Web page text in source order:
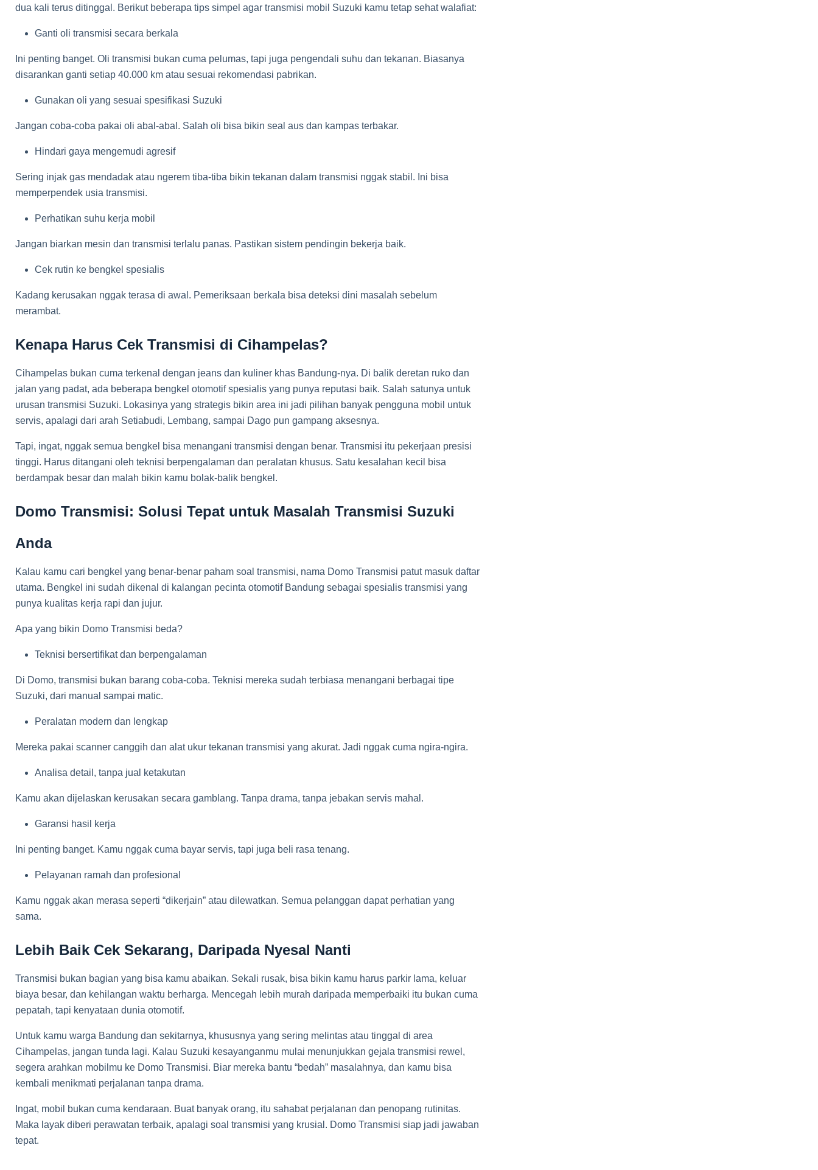
dua kali terus ditinggal. Berikut beberapa tips simpel agar transmisi mobil Suzuki kamu tetap sehat walafiat:
Ganti oli transmisi secara berkala
Ini penting banget. Oli transmisi bukan cuma pelumas, tapi juga pengendali suhu dan tekanan. Biasanya
disarankan ganti setiap 40.000 km atau sesuai rekomendasi pabrikan.
Gunakan oli yang sesuai spesifikasi Suzuki
Jangan coba-coba pakai oli abal-abal. Salah oli bisa bikin seal aus dan kampas terbakar.
Hindari gaya mengemudi agresif
Sering injak gas mendadak atau ngerem tiba-tiba bikin tekanan dalam transmisi nggak stabil. Ini bisa
memperpendek usia transmisi.
Perhatikan suhu kerja mobil
Jangan biarkan mesin dan transmisi terlalu panas. Pastikan sistem pendingin bekerja baik.
Cek rutin ke bengkel spesialis
Kadang kerusakan nggak terasa di awal. Pemeriksaan berkala bisa deteksi dini masalah sebelum
merambat.
Kenapa Harus Cek Transmisi di Cihampelas?
Cihampelas bukan cuma terkenal dengan jeans dan kuliner khas Bandung-nya. Di balik deretan ruko dan
jalan yang padat, ada beberapa bengkel otomotif spesialis yang punya reputasi baik. Salah satunya untuk
urusan transmisi Suzuki. Lokasinya yang strategis bikin area ini jadi pilihan banyak pengguna mobil untuk
servis, apalagi dari arah Setiabudi, Lembang, sampai Dago pun gampang aksesnya.
Tapi, ingat, nggak semua bengkel bisa menangani transmisi dengan benar. Transmisi itu pekerjaan presisi
tinggi. Harus ditangani oleh teknisi berpengalaman dan peralatan khusus. Satu kesalahan kecil bisa
berdampak besar dan malah bikin kamu bolak-balik bengkel.
Domo Transmisi: Solusi Tepat untuk Masalah Transmisi Suzuki
Anda
Kalau kamu cari bengkel yang benar-benar paham soal transmisi, nama Domo Transmisi patut masuk daftar
utama. Bengkel ini sudah dikenal di kalangan pecinta otomotif Bandung sebagai spesialis transmisi yang
punya kualitas kerja rapi dan jujur.
Apa yang bikin Domo Transmisi beda?
Teknisi bersertifikat dan berpengalaman
Di Domo, transmisi bukan barang coba-coba. Teknisi mereka sudah terbiasa menangani berbagai tipe
Suzuki, dari manual sampai matic.
Peralatan modern dan lengkap
Mereka pakai scanner canggih dan alat ukur tekanan transmisi yang akurat. Jadi nggak cuma ngira-ngira.
Analisa detail, tanpa jual ketakutan
Kamu akan dijelaskan kerusakan secara gamblang. Tanpa drama, tanpa jebakan servis mahal.
Garansi hasil kerja
Ini penting banget. Kamu nggak cuma bayar servis, tapi juga beli rasa tenang.
Pelayanan ramah dan profesional
Kamu nggak akan merasa seperti “dikerjain” atau dilewatkan. Semua pelanggan dapat perhatian yang
sama.
Lebih Baik Cek Sekarang, Daripada Nyesal Nanti
Transmisi bukan bagian yang bisa kamu abaikan. Sekali rusak, bisa bikin kamu harus parkir lama, keluar
biaya besar, dan kehilangan waktu berharga. Mencegah lebih murah daripada memperbaiki itu bukan cuma
pepatah, tapi kenyataan dunia otomotif.
Untuk kamu warga Bandung dan sekitarnya, khususnya yang sering melintas atau tinggal di area
Cihampelas, jangan tunda lagi. Kalau Suzuki kesayanganmu mulai menunjukkan gejala transmisi rewel,
segera arahkan mobilmu ke Domo Transmisi. Biar mereka bantu “bedah” masalahnya, dan kamu bisa
kembali menikmati perjalanan tanpa drama.
Ingat, mobil bukan cuma kendaraan. Buat banyak orang, itu sahabat perjalanan dan penopang rutinitas.
Maka layak diberi perawatan terbaik, apalagi soal transmisi yang krusial. Domo Transmisi siap jadi jawaban
tepat.